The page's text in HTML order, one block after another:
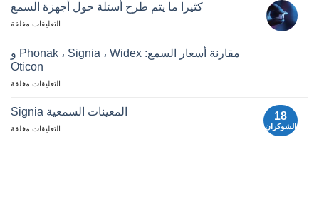
كثيرا ما يتم طرح أسئلة حول أجهزة السمع
لطرح
المتداولة
حول
السمع
التعليقات مغلقة
مقارنة أسعار السمع: Phonak ، Signia ، Widex و
Oticon
مقارنة
السمع:
Phonak
التعليقات مغلقة
18
الشوكران
المعينات السمعية Signia
لأجهزة
التعليقات مغلقة